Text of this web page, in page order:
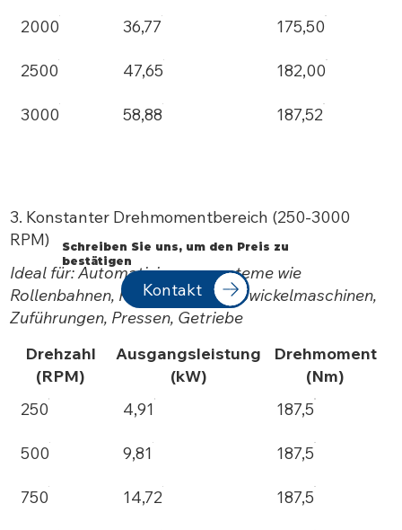
2000 36,77 175,50
2500 47,65 182,00
3000 58,88 187,52
3. Konstanter Drehmomentbereich (250-3000
RPM)
Ideal für: Automatisierungssysteme wie
Rollenbahnen, Förderbänder, Abwickelmaschinen,
Zuführungen, Pressen, Getriebe
Drehzahl
(RPM)
Ausgangsleistung
(kW)
Drehmoment
(Nm)
250
4,91 187,5
500 9,81 187,5
750 14,72 187,5
Schreiben Sie uns, um den Preis zu
bestätigen
Kontakt